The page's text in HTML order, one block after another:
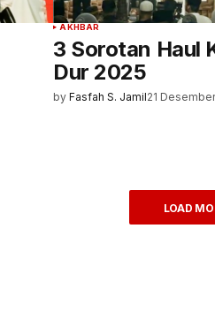
AKHBAR
3 Sorotan Haul
Dur 2025
by Fasfah S. Jamil21
LOAD